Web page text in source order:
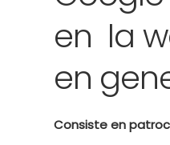
en la
en
Consiste en